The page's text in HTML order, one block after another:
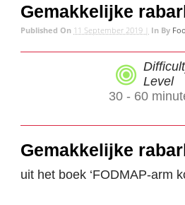
Gemakkelijke
Published On 11 September 2019 | In By
Level
30 - 60
Gemakkelijke
uit het boek ‘FODMAP-arm